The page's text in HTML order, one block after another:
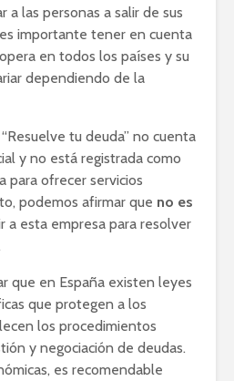
a las personas a salir de sus
importante tener en cuenta
en todos los países y su
dependiendo de la
tu deuda” no cuenta
y no está registrada como
para ofrecer servicios
podemos afirmar que no es
a esta empresa para resolver
que en España existen leyes
que protegen a los
los procedimientos
y negociación de deudas.
es recomendable